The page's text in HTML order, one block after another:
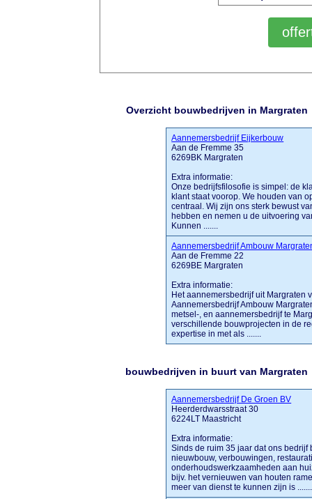
Overzicht bouwbedrijven in Margraten
Aannemersbedrijf Eijkerbouw
Aan de Fremme 35
6269BK Margraten
Extra informatie:
Onze bedrijfsfilosofie is simpel: de
klant staat voorop. We houden van
centraal. Wij zijn ons sterk bewust
hebben en nemen u de uitvoering
Kunnen .......
Aannemersbedrijf Ambouw
Aan de Fremme 22
6269BE Margraten
Extra informatie:
Het aannemersbedrijf uit Margraten
Aannemersbedrijf Ambouw
metsel-, en aannemersbedrijf te
verschillende bouwprojecten in de
expertise in met als .......
bouwbedrijven in buurt van Margraten
Aannemersbedrijf De Groen BV
Heerderdwarsstraat 30
6224LT Maastricht
Extra informatie:
Sinds de ruim 35 jaar dat ons
nieuwbouw, verbouwingen,
onderhoudswerkzaamheden aan
bijv. het vernieuwen van houten
meer van dienst te kunnen zijn is .......